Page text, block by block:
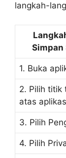
langkah-
Simpan
1. Buka
2. Pilih titik
atas
3. Pilih
4. Pilih